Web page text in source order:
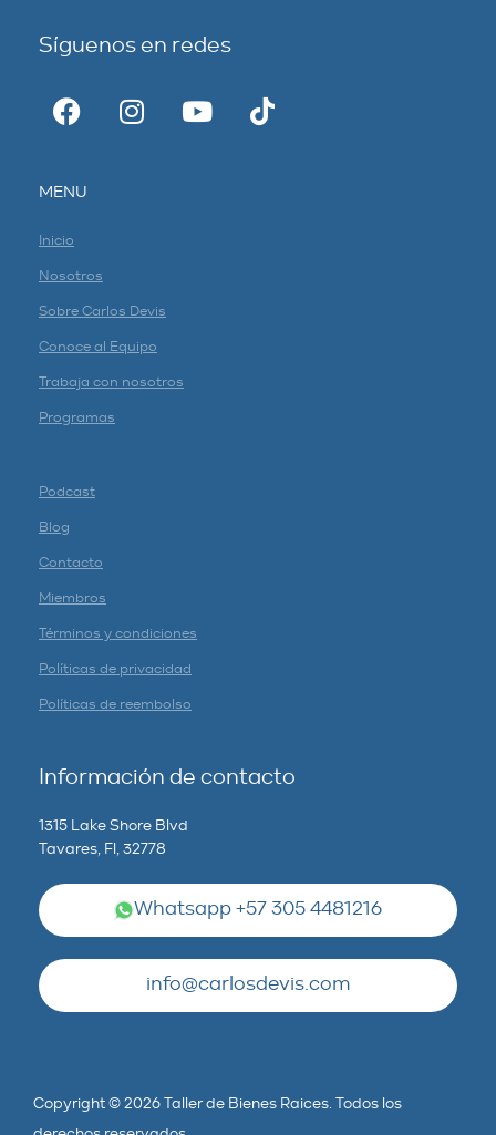
Síguenos en redes
MENU
Inicio
Nosotros
Sobre Carlos Devis
Conoce al Equipo
Trabaja con nosotros
Programas
Podcast
Blog
Contacto
Miembros
Términos y condiciones
Políticas de privacidad
Políticas de reembolso
Información de contacto
1315 Lake Shore Blvd
Tavares, Fl, 32778
Whatsapp +57 305 4481216
info@carlosdevis.com
Copyright © 2026 Taller de Bienes Raices. Todos los